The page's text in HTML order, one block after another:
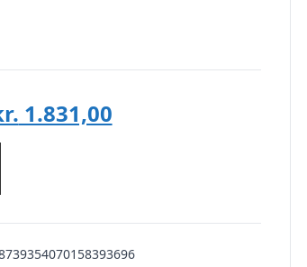
3.328,00.
1.831,00Den
kr. 1.831,00.